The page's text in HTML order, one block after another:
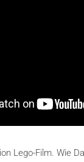
Lego-Film. Wie